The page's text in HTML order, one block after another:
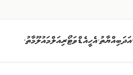
އަދަބިއްޔާތު▾އެހީއެޑްވަޓޯރިއަލްމައުލޫމާތު▾